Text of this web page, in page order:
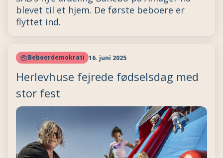
blevet til et hjem. De første beboere er
flyttet ind.
Beboerdemokrati 16. juni 2025
Herlevhuse fejrede fødselsdag med
stor fest